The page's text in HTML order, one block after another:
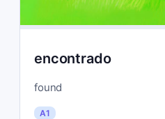
encontrado
found
A1